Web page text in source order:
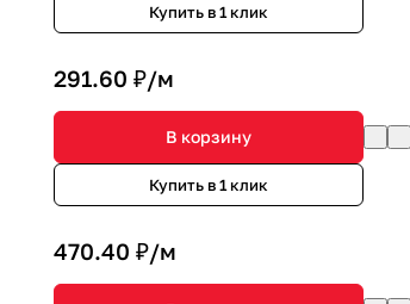
Купить в 1 клик
291.60 ₽/м
В корзину
Купить в 1 клик
470.40 ₽/м